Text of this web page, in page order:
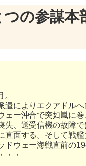
の参謀本
遣によりエクアドル
ー沖合で突如嵐に巻
、送受信機の故障で
直面する。そして戦
ドウェー海戦直前の
・・